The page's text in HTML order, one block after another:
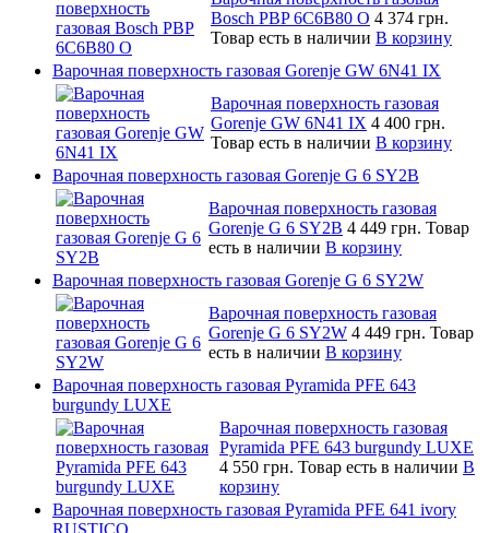
Bosch PBP 6C6B80 O 4 374 грн.
Товар есть в наличии В корзину
Варочная поверхность газовая Gorenje GW 6N41 IX
Варочная поверхность газовая
Gorenje GW 6N41 IX 4 400 грн.
Товар есть в наличии В корзину
Варочная поверхность газовая Gorenje G 6 SY2B
Варочная поверхность газовая
Gorenje G 6 SY2B 4 449 грн. Товар
есть в наличии В корзину
Варочная поверхность газовая Gorenje G 6 SY2W
Варочная поверхность газовая
Gorenje G 6 SY2W 4 449 грн. Товар
есть в наличии В корзину
Варочная поверхность газовая Pyramida PFE 643
burgundy LUXE
Варочная поверхность газовая
Pyramida PFE 643 burgundy LUXE
4 550 грн. Товар есть в наличии В
корзину
Варочная поверхность газовая Pyramida PFE 641 ivory
RUSTICO